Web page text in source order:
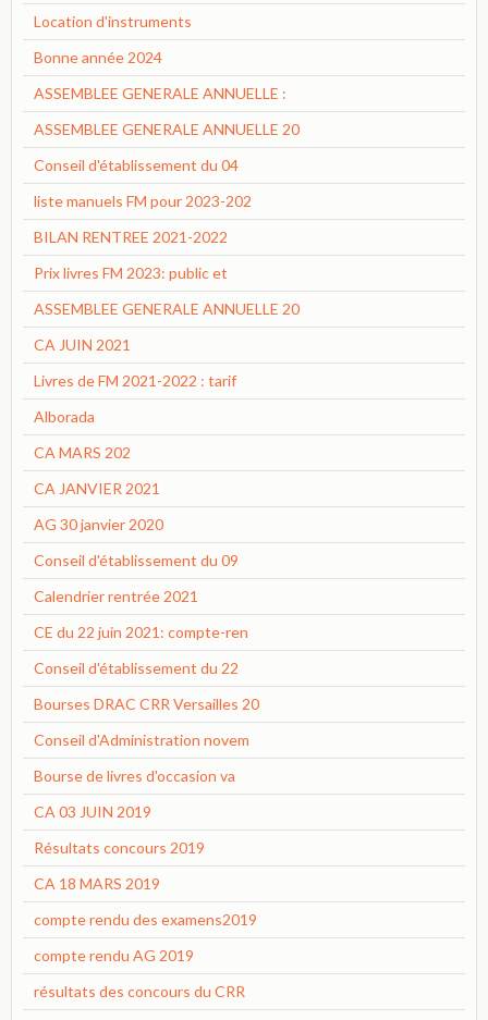
Location d'instruments
Bonne année 2024
ASSEMBLEE GENERALE ANNUELLE :
ASSEMBLEE GENERALE ANNUELLE 20
Conseil d'établissement du 04
liste manuels FM pour 2023-202
BILAN RENTREE 2021-2022
Prix livres FM 2023: public et
ASSEMBLEE GENERALE ANNUELLE 20
CA JUIN 2021
Livres de FM 2021-2022 : tarif
Alborada
CA MARS 202
CA JANVIER 2021
AG 30 janvier 2020
Conseil d'établissement du 09
Calendrier rentrée 2021
CE du 22 juin 2021: compte-ren
Conseil d'établissement du 22
Bourses DRAC CRR Versailles 20
Conseil d'Administration novem
Bourse de livres d'occasion va
CA 03 JUIN 2019
Résultats concours 2019
CA 18 MARS 2019
compte rendu des examens2019
compte rendu AG 2019
résultats des concours du CRR